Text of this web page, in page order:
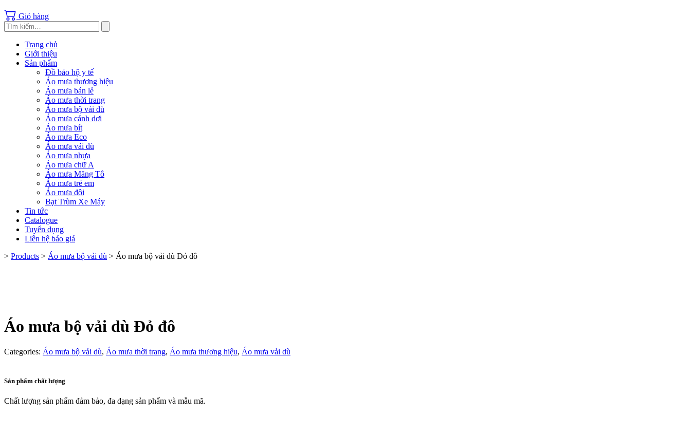
Giỏ hàng
Trang chủ
Giới thiệu
Sản phẩm
Đồ bảo hộ y tế
Áo mưa thương hiệu
Áo mưa bán lẻ
Áo mưa thời trang
Áo mưa bộ vải dù
Áo mưa cánh dơi
Áo mưa bít
Áo mưa Eco
Áo mưa vải dù
Áo mưa nhựa
Áo mưa chữ A
Áo mưa Măng Tô
Áo mưa trẻ em
Áo mưa đôi
Bạt Trùm Xe Máy
Tin tức
Catalogue
Tuyển dụng
Liên hệ báo giá
> Products > Áo mưa bộ vải dù > Áo mưa bộ vải dù Đỏ đô
Áo mưa bộ vải dù Đỏ đô
Categories: Áo mưa bộ vải dù, Áo mưa thời trang, Áo mưa thương hiệu, Áo mưa vải dù
Sản phẩm chất lượng
Chất lượng sản phẩm đảm bảo, đa dạng sản phẩm và mẫu mã.